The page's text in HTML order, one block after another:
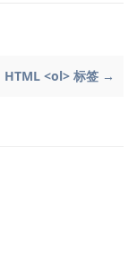
HTML <ol> 标签 →